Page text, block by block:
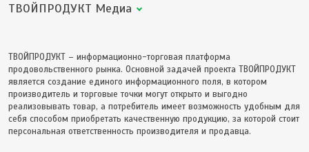
ТВОЙПРОДУКТ Медиа
ТВОЙПРОДУКТ – информационно-торговая платформа
продовольственного рынка. Основной задачей проекта ТВОЙПРОДУКТ
является создание единого информационного поля, в котором
производитель и торговые точки могут открыто и выгодно
реализовывать товар, а потребитель имеет возможность удобным для
себя способом приобретать качественную продукцию, за которой стоит
персональная ответственность производителя и продавца.